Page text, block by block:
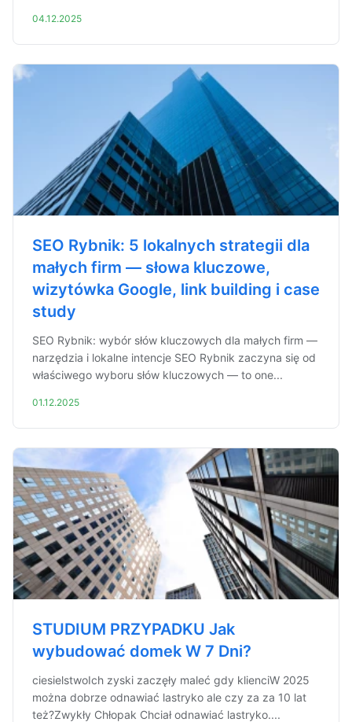
04.12.2025
SEO Rybnik: 5 lokalnych strategii dla
małych firm — słowa kluczowe,
wizytówka Google, link building i case
study
SEO Rybnik: wybór słów kluczowych dla małych firm —
narzędzia i lokalne intencje SEO Rybnik zaczyna się od
właściwego wyboru słów kluczowych — to one...
01.12.2025
STUDIUM PRZYPADKU Jak
wybudować domek W 7 Dni?
ciesielstwoIch zyski zaczęły maleć gdy klienciW 2025
można dobrze odnawiać lastryko ale czy za za 10 lat
też?Zwykły Chłopak Chciał odnawiać lastryko....